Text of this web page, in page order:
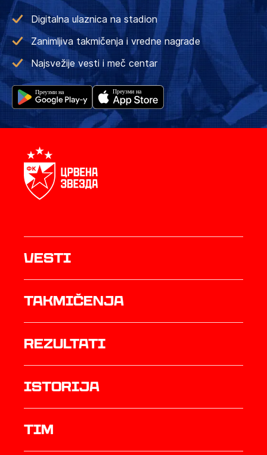
Digitalna ulaznica na stadion
Zanimljiva takmičenja i vredne nagrade
Najsvežije vesti i meč centar
Vesti
Takmičenja
rezultati
istorija
TIM